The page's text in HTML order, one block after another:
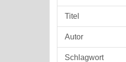
Titel
Autor
Schlagwort